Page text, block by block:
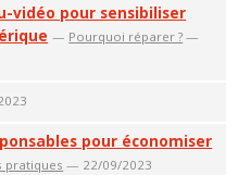
vidéo pour sensibiliser
— Pourquoi réparer ? —
pour économiser
pratiques — 22/09/2023